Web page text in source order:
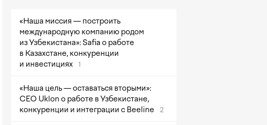
«Наша миссия — построить
международную компанию родом
из Узбекистана»: Safia о работе
в Казахстане, конкуренции
и инвестициях
1
«Наша цель — оставаться вторыми»:
CEO Uklon о работе в Узбекистане,
конкуренции и интеграции с Beeline
2